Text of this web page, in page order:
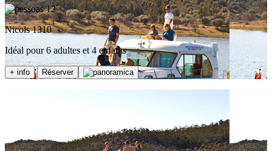
12
Nicols 1310
Idéal pour 6 adultes et 4 enfants
+ info Réserver